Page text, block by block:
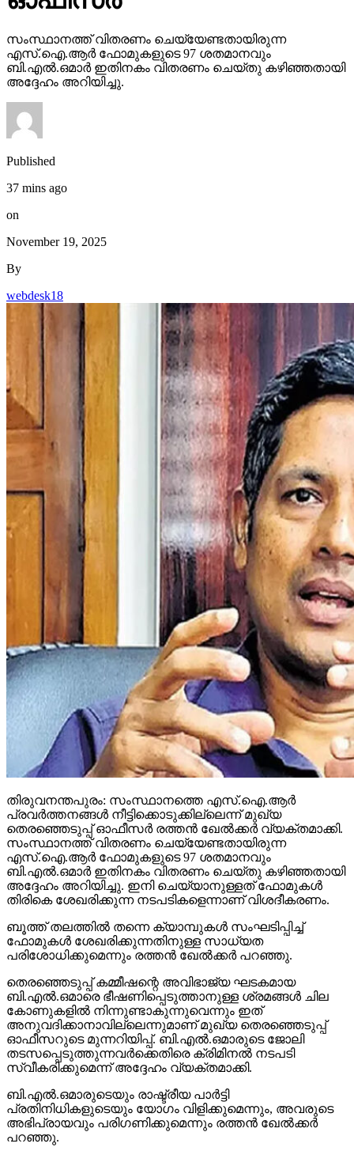
സംസ്ഥാനത്ത് വിതരണം ചെയ്യേണ്ടതായിരുന്ന
എസ്.ഐ.ആര്‍ ഫോമുകളുടെ 97 ശതമാനവും
ബി.എല്‍.ഒമാര്‍ ഇതിനകം വിതരണം ചെയ്തു കഴിഞ്ഞതായി
അദ്ദേഹം അറിയിച്ചു.
Published
37 mins ago
on
November 19, 2025
By
webdesk18
തിരുവനന്തപുരം: സംസ്ഥാനത്തെ എസ്.ഐ.ആര്‍
പ്രവര്‍ത്തനങ്ങള്‍ നീട്ടിക്കൊടുക്കില്ലെന്ന് മുഖ്യ
തെരഞ്ഞെടുപ്പ് ഓഫീസര്‍ രത്തന്‍ ഖേല്‍ക്കര്‍ വ്യക്തമാക്കി.
സംസ്ഥാനത്ത് വിതരണം ചെയ്യേണ്ടതായിരുന്ന
എസ്.ഐ.ആര്‍ ഫോമുകളുടെ 97 ശതമാനവും
ബി.എല്‍.ഒമാര്‍ ഇതിനകം വിതരണം ചെയ്തു കഴിഞ്ഞതായി
അദ്ദേഹം അറിയിച്ചു. ഇനി ചെയ്യാനുള്ളത് ഫോമുകള്‍
തിരികെ ശേഖരിക്കുന്ന നടപടികളെന്നാണ് വിശദീകരണം.
ബൂത്ത് തലത്തില്‍ തന്നെ ക്യാമ്പുകള്‍ സംഘടിപ്പിച്ച്
ഫോമുകള്‍ ശേഖരിക്കുന്നതിനുള്ള സാധ്യത
പരിശോധിക്കുമെന്നും രത്തന്‍ ഖേല്‍ക്കര്‍ പറഞ്ഞു.
തെരഞ്ഞെടുപ്പ് കമ്മീഷന്റെ അവിഭാജ്യ ഘടകമായ
ബി.എല്‍.ഒമാരെ ഭീഷണിപ്പെടുത്താനുള്ള ശ്രമങ്ങള്‍ ചില
കോണുകളില്‍ നിന്നുണ്ടാകുന്നുവെന്നും ഇത്
അനുവദിക്കാനാവില്ലെന്നുമാണ് മുഖ്യ തെരഞ്ഞെടുപ്പ്
ഓഫീസറുടെ മുന്നറിയിപ്പ്. ബി.എല്‍.ഒമാരുടെ ജോലി
തടസപ്പെടുത്തുന്നവര്‍ക്കെതിരെ ക്രിമിനല്‍ നടപടി
സ്വീകരിക്കുമെന്ന് അദ്ദേഹം വ്യക്തമാക്കി.
ബി.എല്‍.ഒമാരുടെയും രാഷ്ട്രീയ പാര്‍ട്ടി
പ്രതിനിധികളുടെയും യോഗം വിളിക്കുമെന്നും, അവരുടെ
അഭിപ്രായവും പരിഗണിക്കുമെന്നും രത്തന്‍ ഖേല്‍ക്കര്‍
പറഞ്ഞു.